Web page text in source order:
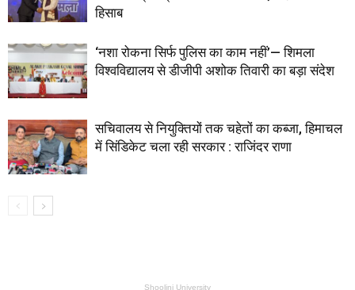
हिसाब
‘नशा रोकना सिर्फ पुलिस का काम नहीं’— शिमला
विश्वविद्यालय से डीजीपी अशोक तिवारी का बड़ा संदेश
सचिवालय से नियुक्तियों तक चहेतों का कब्जा, हिमाचल
में सिंडिकेट चला रही सरकार : राजिंदर राणा
Shoolini University